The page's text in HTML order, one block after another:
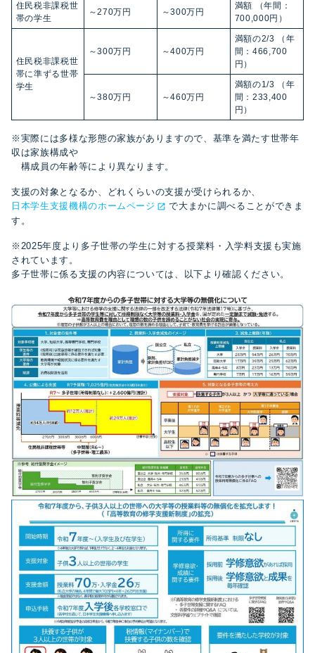
住民税非課税世
帯の学生
～270万円 ～300万円
満額 （年間：
700,000円）
住民税非課税世
帯に準ずる世帯
学生
～300万円 ～400万円
満額の2/3 （年
間：466,700
円）
～380万円 ～460万円
満額の1/3 （年
間：233,400
円）
※実際には多様な形態の家族がありますので、基準を満たす世帯年
収は家族構成や
構成員の年齢等により異なります。
支援の対象となるか、どれくらいの支援が受けられるか、
日本学生支援機構のホームページ
で大まかに調べることができま
す。
※2025年度より多子世帯の学生に対する授業料・入学料支援も実施
されています。
多子世帯に係る支援の内容については、以下より確認ください。